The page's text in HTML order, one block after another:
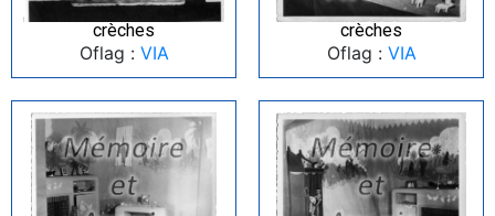
crèches
Oflag : VIA
crèches
Oflag : VIA